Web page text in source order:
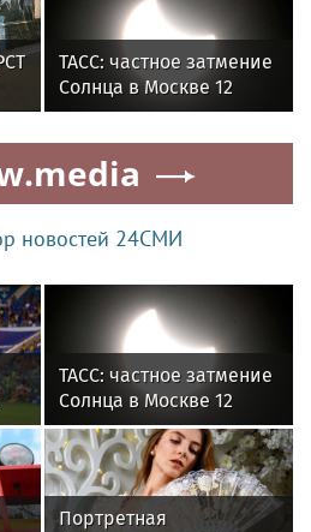
ТАСС: частное затмение
Солнца в Москве 12
августа продлится 9
минут
новостей 24СМИ
ТАСС: частное затмение
Солнца в Москве 12
августа продлится 9
минут
Портретная